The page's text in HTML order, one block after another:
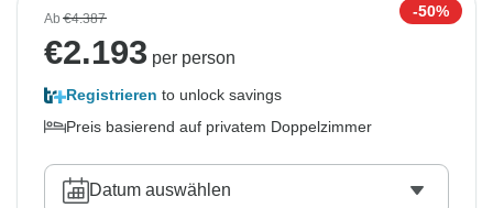
Ab€4.387 -50%
€2.193 per person
Registrieren to unlock savings
Preis basierend auf privatem Doppelzimmer
Datum auswählen